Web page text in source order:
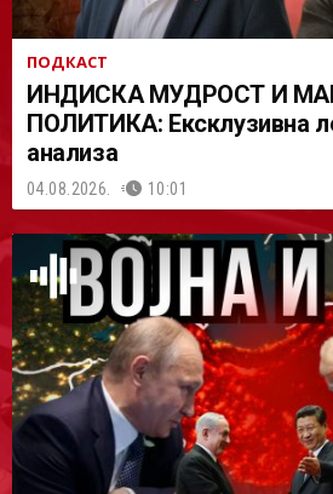
ПОДКАСТ
ИНДИСКА МУДРОСТ И
ПОЛИТИКА: Ексклузивна
анализа
04.08.2026. 10:01